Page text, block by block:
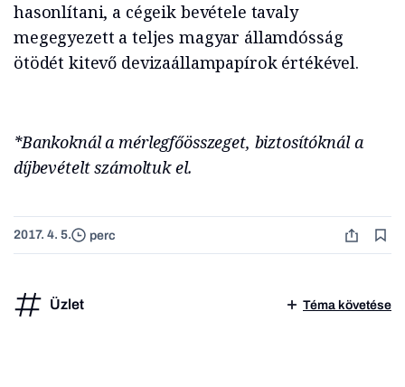
hasonlítani, a cégeik bevétele tavaly
megegyezett a teljes magyar államdósság
ötödét kitevő devizaállampapírok értékével.
*Bankoknál a mérlegfőösszeget, biztosítóknál a
díjbevételt számoltuk el.
2017. 4. 5. perc
Üzlet Téma követése